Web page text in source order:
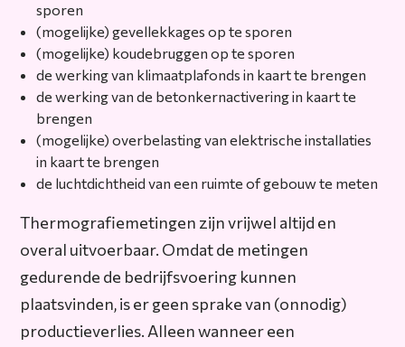
sporen
(mogelijke) gevellekkages op te sporen
(mogelijke) koudebruggen op te sporen
de werking van klimaatplafonds in kaart te brengen
de werking van de betonkernactivering in kaart te
brengen
(mogelijke) overbelasting van elektrische installaties
in kaart te brengen
de luchtdichtheid van een ruimte of gebouw te meten
Thermografiemetingen zijn vrijwel altijd en
overal uitvoerbaar. Omdat de metingen
gedurende de bedrijfsvoering kunnen
plaatsvinden, is er geen sprake van (onnodig)
productieverlies. Alleen wanneer een